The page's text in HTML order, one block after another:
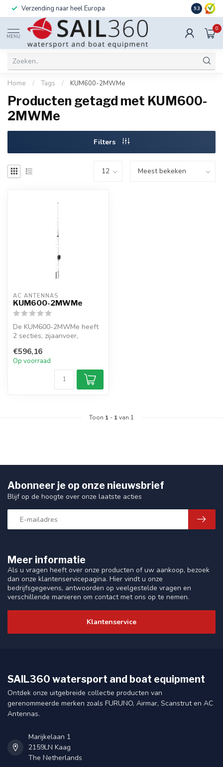
Verzending naar heel Europa Ook
9.3
MENU
0
Home / Tags / KUM600-2MWMe
Producten getagd met KUM600-
2MWMe
Filters
AC ANTENNAS
KUM600-2MWMe
De KUM600-2MWMe heeft
2 secties, zijaanvoer,
mastwandmontage, voor
coa...
€596,16
Op voorraad
Toon 1 - 1van 1
Meer informatie
Als u vragen heeft over onze producten of uw aankoop, bezoek
dan onze klantenservicepagina. Hier vindt u onze
bedrijfsgegevens, antwoorden op veelgestelde vragen en
verschillende manieren om contact met ons op te nemen.
Klantenservice
Abonneer je op onze nieuwsbrief
Blijf op de hoogte over onze laatste acties
SAIL360 watersport and boat equipment
Ontdek onze uitgebreide collectie producten van
gerenommeerde merken zoals FURUNO, Airmar, Scanstrut en AC
Antennas.
Marijkelaan 1
2159LN Kaag
The Netherlands